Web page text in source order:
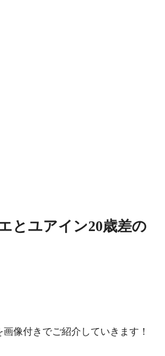
とユアイン20歳差の
画像付きでご紹介していきます！